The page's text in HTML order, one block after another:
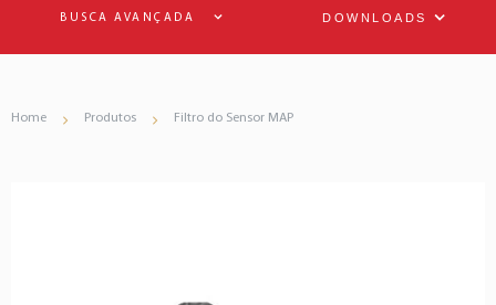
BUSCA AVANÇADA DOWNLOADS
Home Produtos Filtro do Sensor MAP